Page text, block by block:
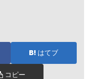
はてブ
コピー